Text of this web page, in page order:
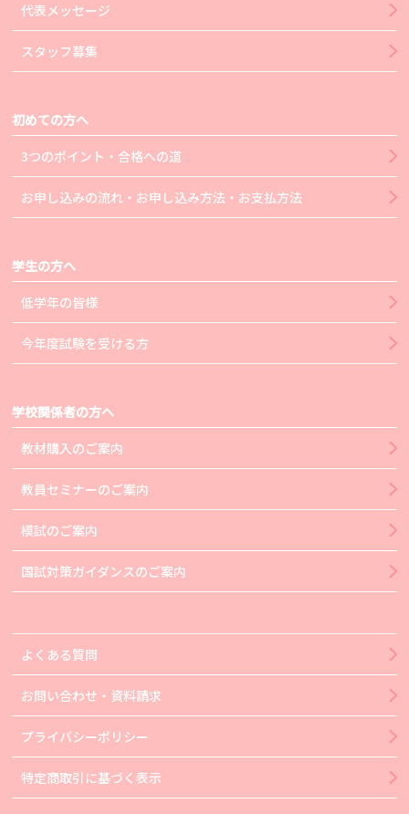
代表メッセージ
スタッフ募集
初めての方へ
3つのポイント・合格への道
お申し込みの流れ・お申し込み方法・お支払方法
学生の方へ
低学年の皆様
今年度試験を受ける方
学校関係者の方へ
教材購入のご案内
教員セミナーのご案内
模試のご案内
国試対策ガイダンスのご案内
よくある質問
お問い合わせ・資料請求
プライバシーポリシー
特定商取引に基づく表示